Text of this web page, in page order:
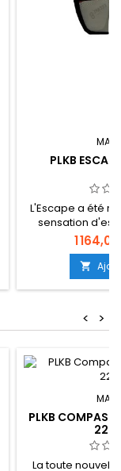
PLKB
L'Escape a été
sensation
distinctive. Une
solide et
tour, prêt à
wakestyle ou
cadre rigide à 3
le haut de
1

>
<
PLKB COMPASS
22M
La toute